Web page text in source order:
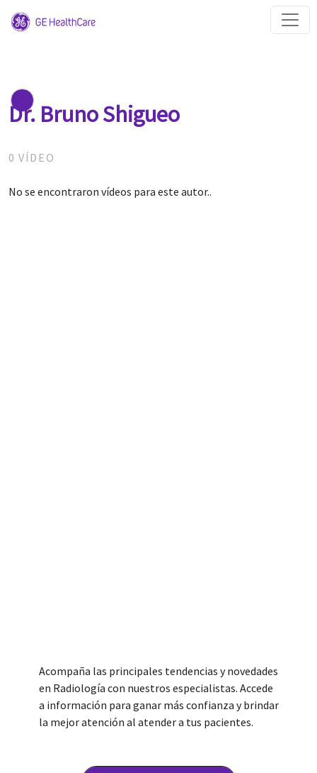
Dr. Bruno Shigueo
0 VÍDEO
No se encontraron vídeos para este autor..
Acompaña las principales tendencias y novedades
en Radiología con nuestros especialistas. Accede
a información para ganar más confianza y brindar
la mejor atención al atender a tus pacientes.